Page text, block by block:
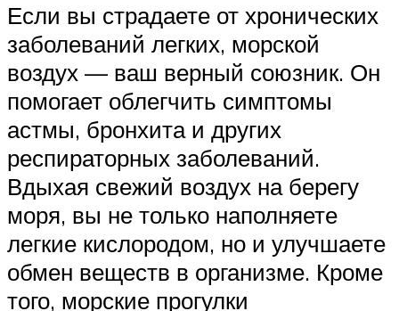
Если вы страдаете от хронических
заболеваний легких, морской
воздух — ваш верный союзник. Он
помогает облегчить симптомы
астмы, бронхита и других
респираторных заболеваний.
Вдыхая свежий воздух на берегу
моря, вы не только наполняете
легкие кислородом, но и улучшаете
обмен веществ в организме. Кроме
того, морские прогулки